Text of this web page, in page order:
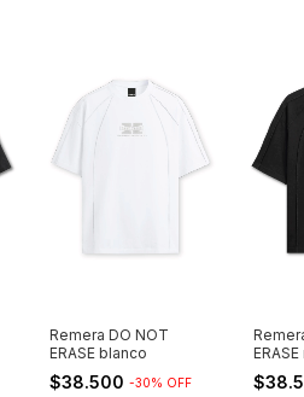
Remera DO NOT
ERASE blanco
$38.500 -30% OFF